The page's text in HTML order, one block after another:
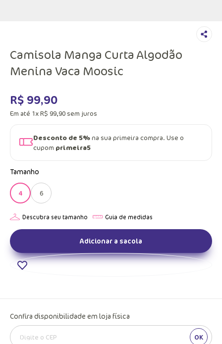
Camisola Manga Curta Algodão
Menina Vaca Moosic
R$ 99,90
Em até 1xR$ 99,90 sem juros
Desconto de 5%na sua primeira compra. Use o
cupom primeira5
Tamanho
4 6
Adicionar a sacola
Confira disponibilidade em loja física
OK